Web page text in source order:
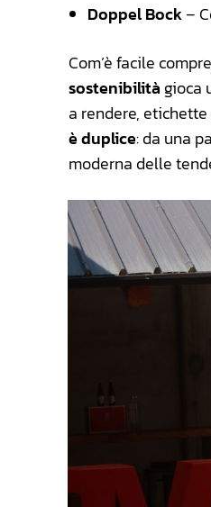
Doppel Bock–
Com’è facile
sostenibilità gioca
a rendere,
è duplice: da una
moderna delle